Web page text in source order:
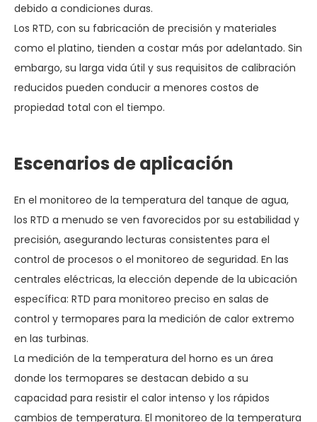
debido a condiciones duras.
Los RTD, con su fabricación de precisión y materiales
como el platino, tienden a costar más por adelantado. Sin
embargo, su larga vida útil y sus requisitos de calibración
reducidos pueden conducir a menores costos de
propiedad total con el tiempo.
Escenarios de aplicación
En el monitoreo de la temperatura del tanque de agua,
los RTD a menudo se ven favorecidos por su estabilidad y
precisión, asegurando lecturas consistentes para el
control de procesos o el monitoreo de seguridad. En las
centrales eléctricas, la elección depende de la ubicación
específica: RTD para monitoreo preciso en salas de
control y termopares para la medición de calor extremo
en las turbinas.
La medición de la temperatura del horno es un área
donde los termopares se destacan debido a su
capacidad para resistir el calor intenso y los rápidos
cambios de temperatura. El monitoreo de la temperatura